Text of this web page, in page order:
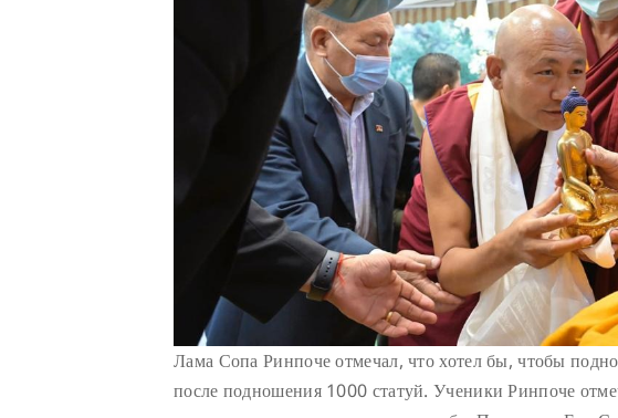
Лама Сопа Ринпоче отмечал, что хотел бы, чтобы
после подношения 1000 статуй. Ученики Ринпоче